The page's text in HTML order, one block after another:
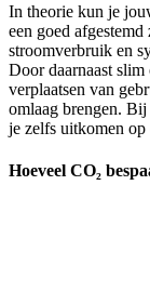
In theorie kun je
een goed
stroomverbruik en
Door daarnaast
verplaatsen van
omlaag brengen.
je zelfs uitkomen op
Hoeveel CO₂